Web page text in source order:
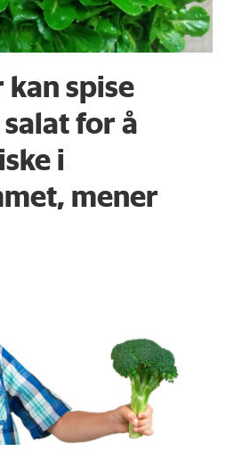
spise
for å
i
mener